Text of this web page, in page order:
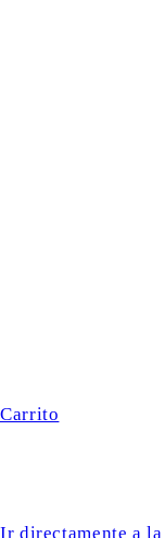
Carrito
Ir directamente a